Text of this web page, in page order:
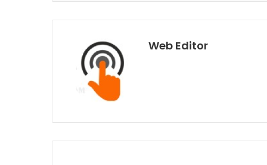
Web Editor